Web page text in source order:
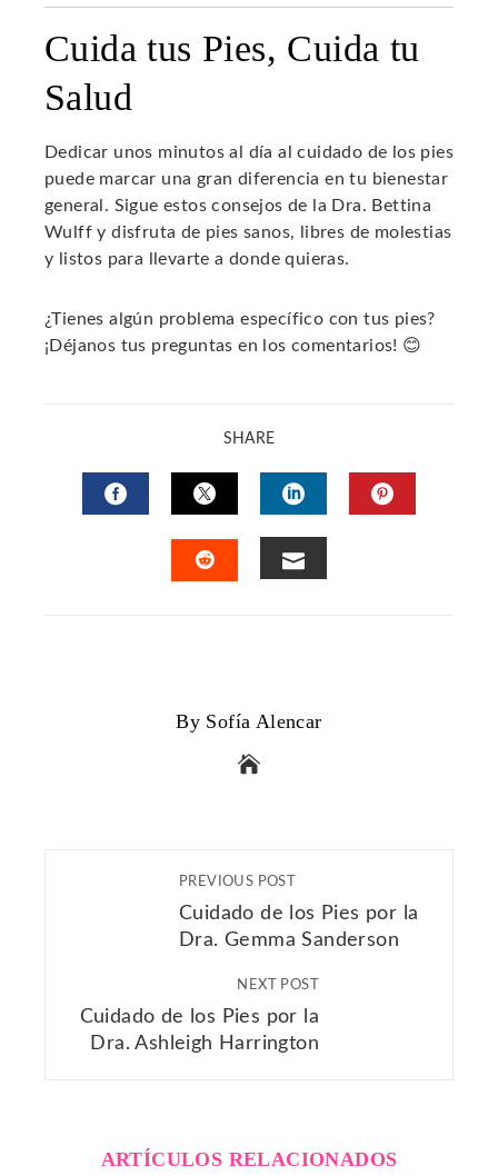
Cuida tus Pies, Cuida tu
Salud
Dedicar unos minutos al día al cuidado de los pies
puede marcar una gran diferencia en tu bienestar
general. Sigue estos consejos de la Dra. Bettina
Wulff y disfruta de pies sanos, libres de molestias
y listos para llevarte a donde quieras.
¿Tienes algún problema específico con tus pies?
¡Déjanos tus preguntas en los comentarios! 😊
SHARE
FACEBOOKTWITTERLINKEDIN
By Sofía Alencar
PREVIOUS POST
Cuidado de los Pies por la
Dra. Gemma Sanderson
NEXT POST
Cuidado de los Pies por la
Dra. Ashleigh Harrington
ARTÍCULOS RELACIONADOS